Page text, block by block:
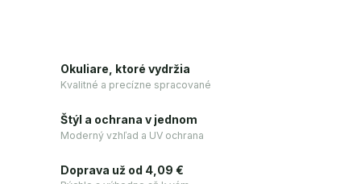
Okuliare, ktoré vydržia
Kvalitné a precízne spracované
Štýl a ochrana v jednom
Moderný vzhľad a UV ochrana
Doprava už od 4,09 €